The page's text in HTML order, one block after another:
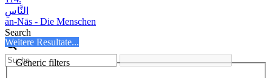
النَّاسِ
an-Nās - Die Menschen
Search
Weitere Resultate...
Generic filters